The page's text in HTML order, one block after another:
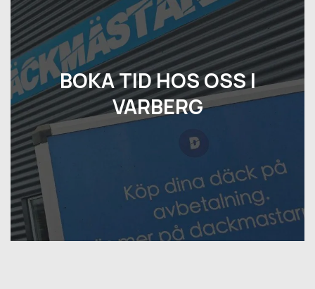
BOKA TID HOS OSS I
VARBERG